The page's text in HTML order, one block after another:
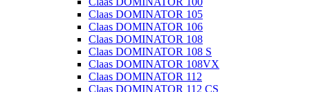
Claas DOMINATOR 105
Claas DOMINATOR 106
Claas DOMINATOR 108
Claas DOMINATOR 108 S
Claas DOMINATOR 108VX
Claas DOMINATOR 112
Claas DOMINATOR 112 CS